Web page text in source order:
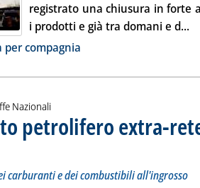
registrato una chiusura in forte
i prodotti e già tra domani e d...
alla notizia
per compagnia
Nazionali
petrolifero extra-
Le variazioni sui prezzi dei carburanti e dei
venerdì 28 maggio 2010 alle 9.2.
carburanti e dei combustibili all'ingrosso